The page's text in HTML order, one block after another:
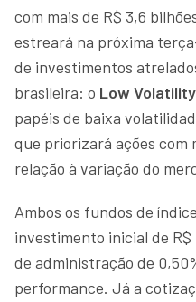
com mais de R$ 3,6
estreará na próxima
de investimentos
brasileira: o Low
papéis de baixa
que priorizará ações com
relação à variação do
Ambos os fundos de
investimento inicial de
de administração de
performance. Já a